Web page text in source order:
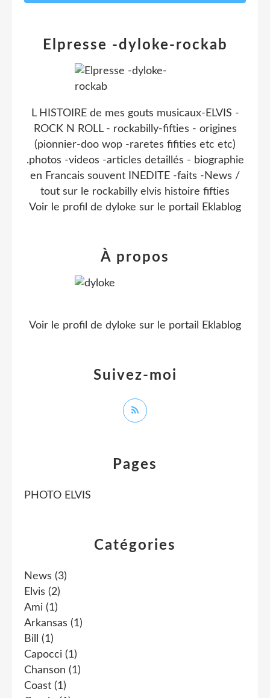
Catégories
News (3)
Elvis (2)
Ami (1)
Arkansas (1)
Bill
(1)
Capocci (1)
Chanson (1)
Coast (1)
Pages
PHOTO ELVIS
Elpresse -dyloke-rockab
L HISTOIRE de mes gouts musicaux-ELVIS -
ROCK N ROLL - rockabilly-fifties - origines
(pionnier-doo wop -raretes fifities etc etc)
.photos -videos -articles detaillés - biographie
en Francais souvent INEDITE -faits -News /
tout sur le rockabilly elvis histoire fifties
Voir le profil de dyloke sur le portail Eklablog
Suivez-moi
À propos
Voir le profil de dyloke sur le portail Eklablog